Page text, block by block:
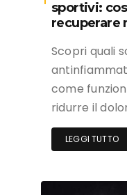
sportivi:
recuperare
Scopri quali
come
ridurre il
LEGGI TUTTO